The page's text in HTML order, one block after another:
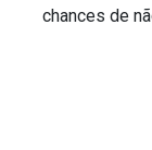
chances de